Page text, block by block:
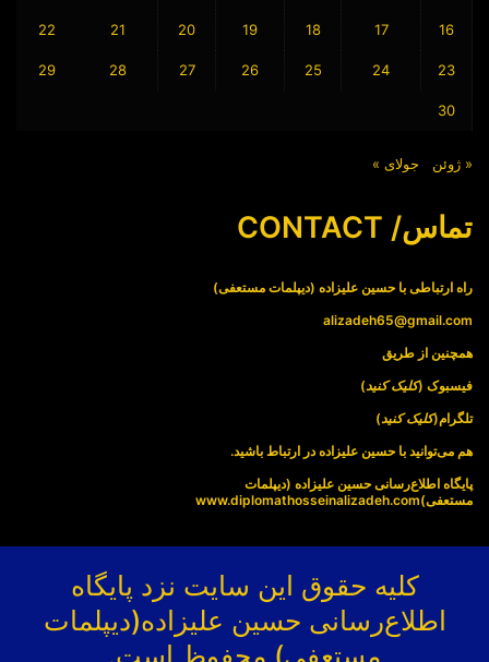
16
17
18
19
20
21
22
23
24
25
26
27
28
29
30
« ژوئن جولای »
تماس/ CONTACT
راه ارتباطی با حسین علیزاده (دیپلمات مستعفی)
alizadeh65@gmail.com
همچنین از طریق
فیسبوک (کلیک کنید)
تلگرام(کلیک کنید)
هم می‌توانید با حسین علیزاده در ارتباط باشید.
پایگاه اطلاع‌رسانی حسین علیزاده (دیپلمات
مستعفی)www.diplomathosseinalizadeh.com
کلیه حقوق این سایت نزد پایگاه
اطلاع‌رسانی حسین علیزاده(دیپلمات
مستعفی) محفوظ است.